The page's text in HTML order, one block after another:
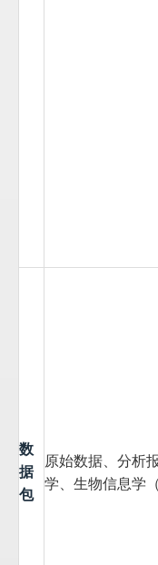
数
据
包
原始数据、分析
学、生物信息学